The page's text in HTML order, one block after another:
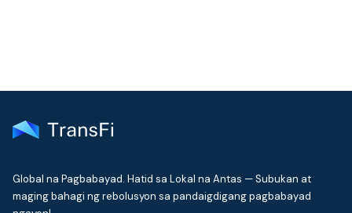
Global na Pagbabayad. Hatid sa Lokal na Antas — Subukan at
maging bahagi ng rebolusyon sa pandaigdigang pagbabayad